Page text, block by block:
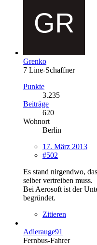
Grenko
7 Line-Schaffner
Punkte
3.235
Beiträge
620
Wohnort
Berlin
17. März 2013
#502
Es stand nirgendwo,
selber vertreiben muss.
Bei Aerosoft ist der
begründet.
Zitieren
Adlerauge91
Fernbus-Fahrer